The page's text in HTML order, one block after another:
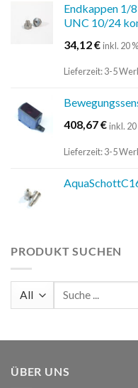
Endkappen 1/
UNC 10/24
34,12€inkl. 20
Lieferzeit:3-5
408,67€inkl. 20
Lieferzeit:3-5
PRODUKT SUCHEN
Suchen
ÜBER UNS